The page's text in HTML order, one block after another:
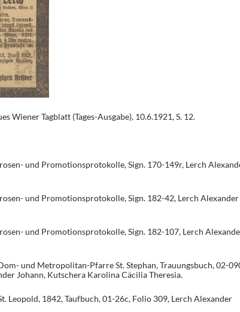
Wiener Tagblatt (Tages-Ausgabe), 10.6.1921, S. 12.
und Promotionsprotokolle, Sign. 170-149r, Lerch
und Promotionsprotokolle, Sign. 182-42, Lerch Alexander
und Promotionsprotokolle, Sign. 182-107, Lerch
und Metropolitan-Pfarre St. Stephan, Trauungsbuch, 02-
Johann, Kutschera Karolina Cäcilia Theresia.
Leopold, 1842, Taufbuch, 01-26c, Folio 309, Lerch Alexander